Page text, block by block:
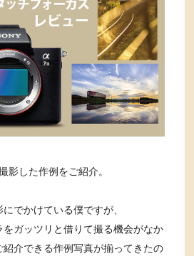
影した作例をご紹介。
でかけている僕ですが、
ガッツリと借りて撮る機会がなか
介できる作例写真が揃ってきたの